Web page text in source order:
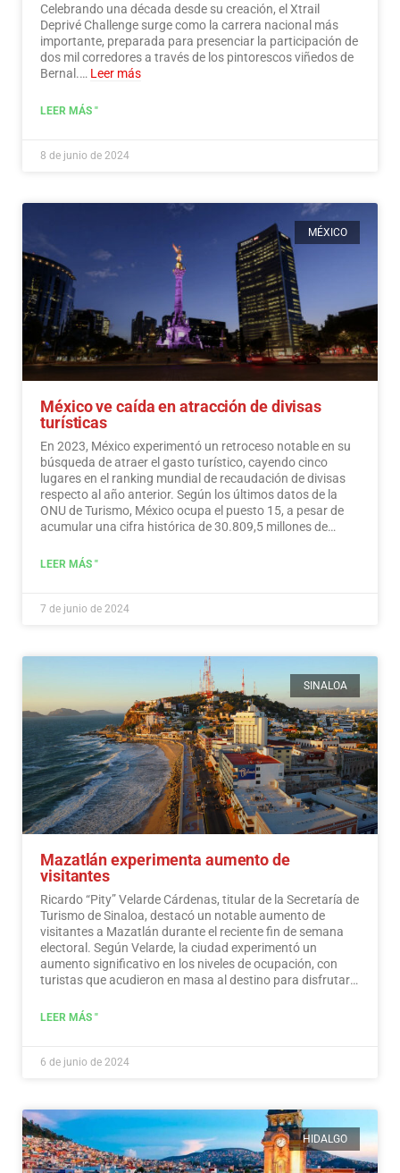
Celebrando una década desde su creación, el Xtrail
Deprivé Challenge surge como la carrera nacional más
importante, preparada para presenciar la participación de
dos mil corredores a través de los pintorescos viñedos de
Bernal.… Leer más
LEER MÁS "
8 de junio de 2024
MÉXICO
México ve caída en atracción de divisas
turísticas
En 2023, México experimentó un retroceso notable en su
búsqueda de atraer el gasto turístico, cayendo cinco
lugares en el ranking mundial de recaudación de divisas
respecto al año anterior. Según los últimos datos de la
ONU de Turismo, México ocupa el puesto 15, a pesar de
acumular una cifra histórica de 30.809,5 millones de
LEER MÁS "
7 de junio de 2024
SINALOA
Mazatlán experimenta aumento de
visitantes
Ricardo “Pity” Velarde Cárdenas, titular de la Secretaría de
Turismo de Sinaloa, destacó un notable aumento de
visitantes a Mazatlán durante el reciente fin de semana
electoral. Según Velarde, la ciudad experimentó un
aumento significativo en los niveles de ocupación, con
turistas que acudieron en masa al destino para disfrutar
responsabilidad hacia la participación en el proceso
LEER MÁS "
6 de junio de 2024
HIDALGO